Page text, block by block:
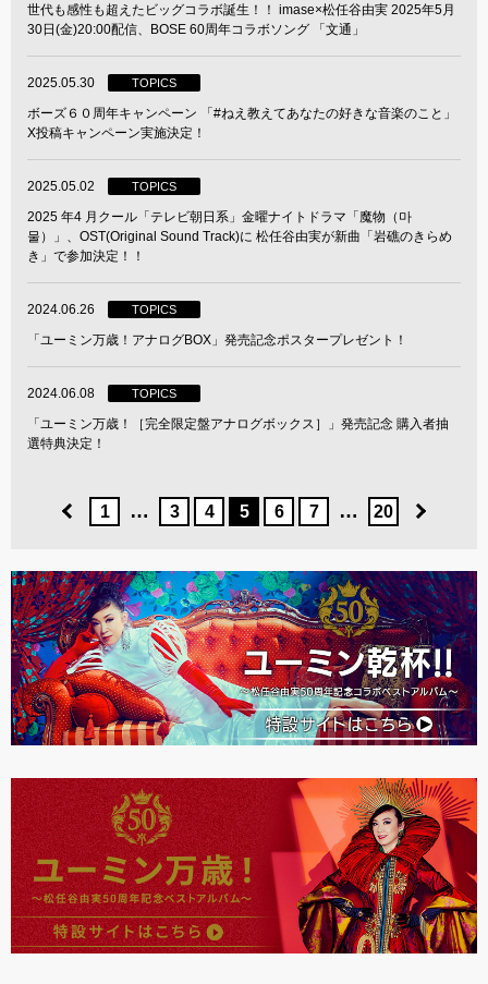
世代も感性も超えたビッグコラボ誕生！！ imase×松任谷由実 2025年5月
30日(金)20:00配信、BOSE 60周年コラボソング 「文通」
2025.05.30 TOPICS
ボーズ６０周年キャンペーン 「#ねえ教えてあなたの好きな音楽のこと」
X投稿キャンペーン実施決定！
2025.05.02 TOPICS
2025 年4 月クール「テレビ朝日系」金曜ナイトドラマ「魔物（마
물）」、OST(Original Sound Track)に 松任谷由実が新曲「岩礁のきらめ
き」で参加決定！！
2024.06.26 TOPICS
「ユーミン万歳！アナログBOX」発売記念ポスタープレゼント！
2024.06.08 TOPICS
「ユーミン万歳！［完全限定盤アナログボックス］」発売記念 購入者抽
選特典決定！
1 … 3 4 5 6 7 … 20